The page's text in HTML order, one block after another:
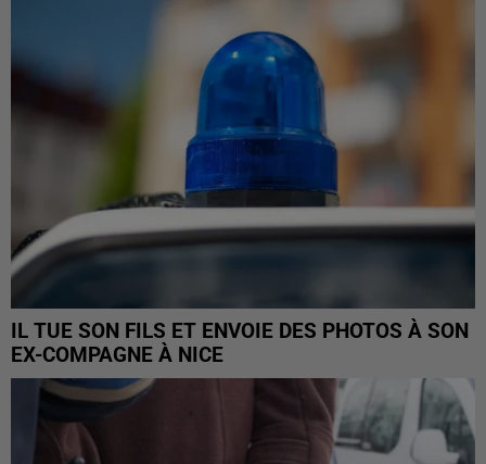
IL TUE SON FILS ET ENVOIE DES PHOTOS À SON
EX-COMPAGNE À NICE